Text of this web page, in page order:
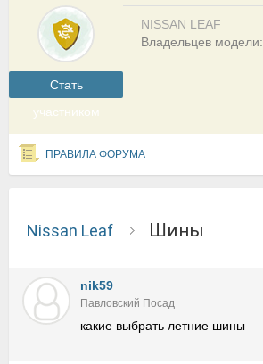
Cтать
участником
NISSAN LEAF
Владельцев модели:
ПРАВИЛА ФОРУМА
Nissan Leaf шины
nik59
Павловский Посад
какие выбрать летние шины